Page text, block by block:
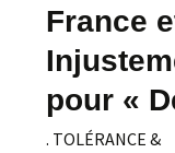
France
pour «
. TOLÉRANCE &